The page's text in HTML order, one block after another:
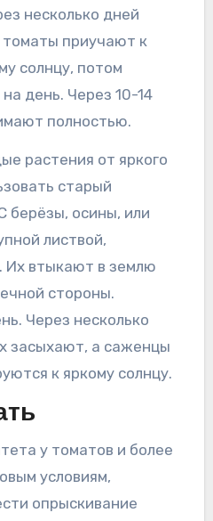
несколько дней
приучают к
солнцу, потом
день. Через 10-14
полностью.
растения от яркого
старый
берёзы, осины, или
листвой,
Их втыкают в землю
стороны.
Через несколько
засыхают, а саженцы
к яркому солнцу.
у томатов и более
условиям,
опрыскивание